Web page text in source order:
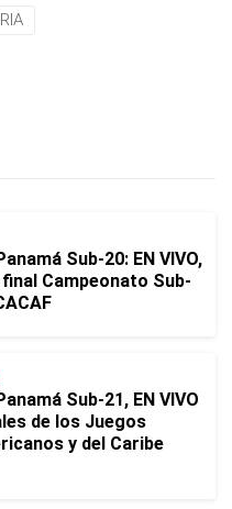
Sub-20: EN VIVO,
Campeonato Sub-
Sub-21, EN VIVO
de los Juegos
y del Caribe